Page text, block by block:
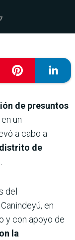
de presuntos
en un
a cabo a
de
del
en
y con apoyo de
la